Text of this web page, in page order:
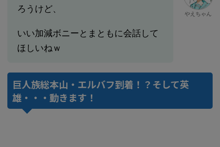
ろうけど、
いい加減ボニーとまともに会話して
ほしいねｗ
やえちゃん
巨人族総本山・エルバフ到着！？そして英
雄・・・動きます！